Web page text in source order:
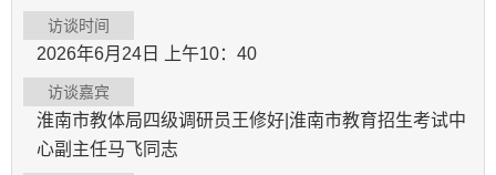
访谈时间
2026年6月24日 上午10：40
访谈嘉宾
淮南市教体局四级调研员王修好|淮南市教育招生考试中
心副主任马飞同志